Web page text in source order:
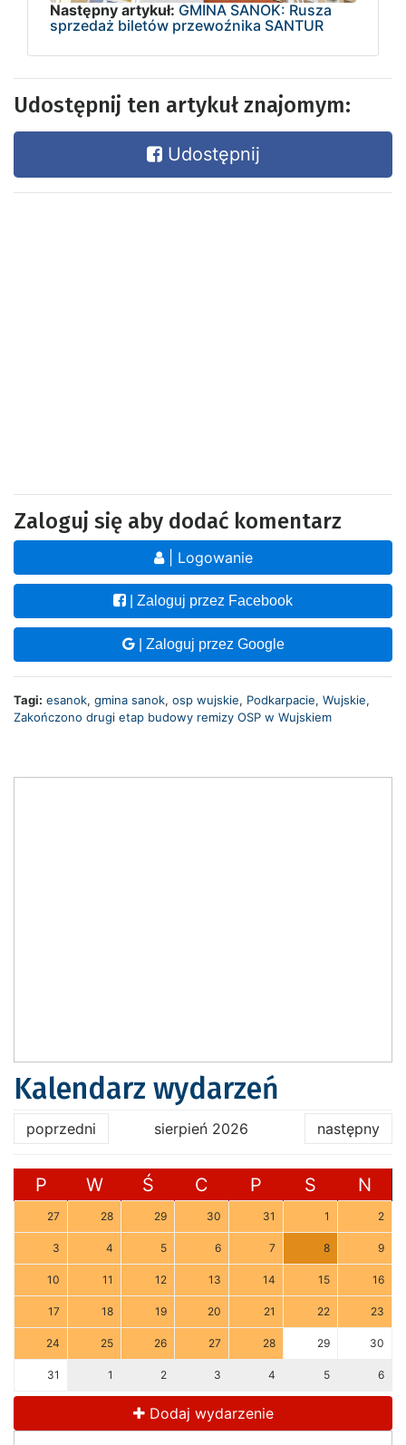
Następny artykuł: GMINA SANOK: Rusza
sprzedaż biletów przewoźnika SANTUR
Udostępnij ten artykuł znajomym:
Udostępnij
Zaloguj się aby dodać komentarz
| Logowanie
| Zaloguj przez Facebook
| Zaloguj przez Google
Tagi: esanok, gmina sanok, osp wujskie, Podkarpacie, Wujskie,
Zakończono drugi etap budowy remizy OSP w Wujskiem
Kalendarz wydarzeń
poprzedni sierpień 2026 następny
P W Ś C P S N
27 28 29 30 31 1 2
3 4 5 6 7 8 9
10 11 12 13 14 15 16
17 18 19 20 21 22 23
24 25 26 27 28 29 30
31 1 2 3 4 5 6
Dodaj wydarzenie